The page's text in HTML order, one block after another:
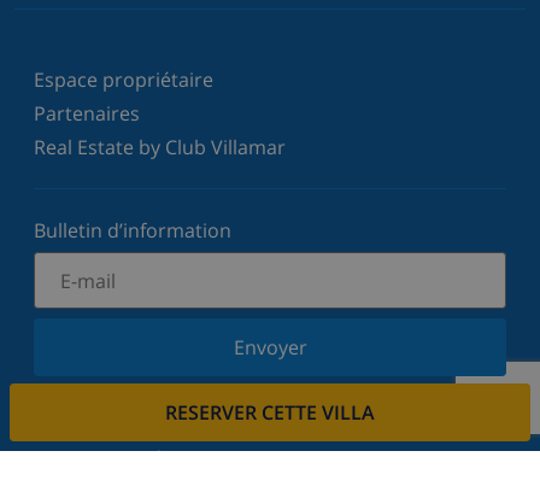
RESERVER CETTE VILLA
Espace propriétaire
Partenaires
Real Estate by Club Villamar
Bulletin d’information
Envoyer
Inscrivez-vous à notre newsletter et restez informé
votre vie privée.